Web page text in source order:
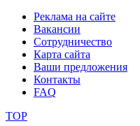
Реклама на сайте
Вакансии
Сотрудничество
Карта сайта
Ваши предложения
Контакты
FAQ
TOP